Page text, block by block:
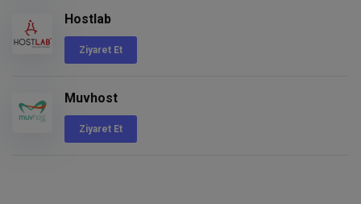
Hostlab
Ziyaret Et
Muvhost
Ziyaret Et